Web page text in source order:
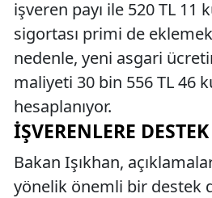
işveren payı ile 520 TL 11
sigortası primi de
nedenle, yeni asgari
maliyeti 30 bin 556 TL 46
hesaplanıyor.
İŞVERENLERE
Bakan Işıkhan,
yönelik önemli bir destek